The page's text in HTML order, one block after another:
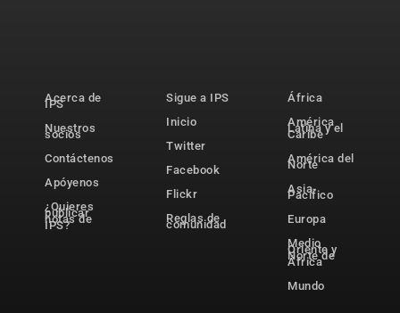
Acerca de
IPS
Nuestros
socios
Contáctenos
Apóyenos
¿Quieres
publicar
notas de
IPS?
Sigue a IPS
Inicio
Twitter
Facebook
Flickr
Reglas de
comunidad
África
América
Latina y el
Caribe
América del
Norte
Asia-
Pacífico
Europa
Medio
Oriente y
Norte de
África
Mundo